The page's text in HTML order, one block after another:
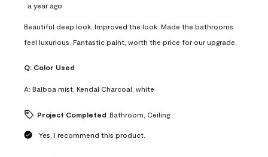
a year ago
Beautiful deep look. Improved the look. Made the bathrooms
feel luxurious. Fantastic paint, worth the price for our upgrade.
Q: Color Used
A: Balboa mist, Kendal Charcoal, white
Project Completed Bathroom, Ceiling
Yes, I recommend this product.